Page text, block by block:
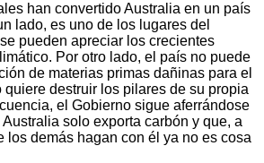
han convertido Australia en un país
lado, es uno de los lugares del
pueden apreciar los crecientes
Por otro lado, el país no puede
de materias primas dañinas para el
quiere destruir los pilares de su propia
el Gobierno sigue aferrándose
solo exporta carbón y que, a
los demás hagan con él ya no es cosa